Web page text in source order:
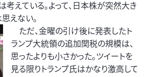
えている。よって、日本株が突然大き
えない。
ただ、金曜の引け後に発表したト
ランプ大統領の追加関税の規模は、
思ったよりも小さかった。ツイートを
見る限りトランプ氏はかなり激高して